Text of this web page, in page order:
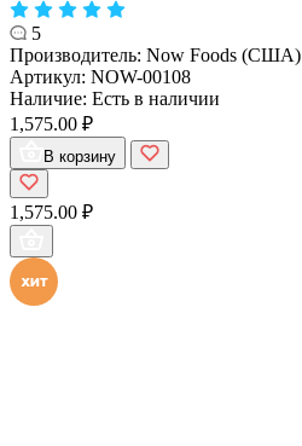
5
Производитель: Now Foods (США)
Артикул: NOW-00108
Наличие: Есть в наличии
1,575.00 ₽
В корзину
1,575.00 ₽